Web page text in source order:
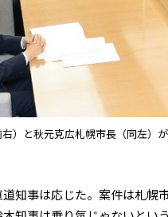
）と秋元克広札幌市長（同左）
知事は応じた。案件は札幌